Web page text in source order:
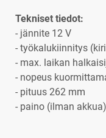
Tekniset tiedot:
- jännite 12 V
- työkalukiinnitys
- max. laikan
- nopeus
- pituus 262 mm
- paino (ilman